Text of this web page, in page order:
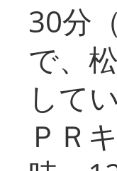
30分
で、
して
ＰＲ